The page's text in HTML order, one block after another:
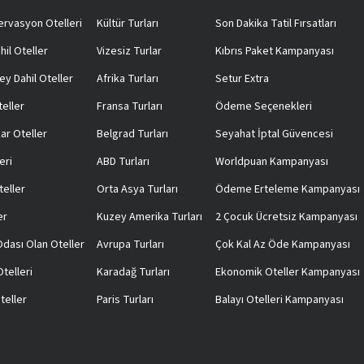
6 yıldızlı gemi turları
gibi seçenekleri değerlendirerek Sri
Tayland gibi programlara katılım göstererek Asya'nın en otantik yerlerini
İdeal Seyahat Zamanları
Lanka'yı ziyaret etmek için en iyi zaman, seyahat edeceğiniz bölgeye
Konaklama Rehberi
şekilde çeşitlilik sunar. Lüks oteller, çoğu zaman Colombo, Galle
ve içten bir ortam arayanlar için ise bungalovlar harika bir
yaşatır. Aynı zamanda plaj kenarındaki bungalovlar, Hint
Turları Kime Hitap Ediyor?
ailelere kadar geniş bir kitleye hitap eder. Yenilik arayan kaşifler
Balayı çiftleri romantik plajları, lüks villa konaklamaları, mistik
ve çocuk dostu aktivitelerle keyifli vakit geçirir. Ülke halklarının
Otelleri
Oteller
Dahil Oteller
Oteller
Olan Oteller
Kültür Turları
Vizesiz Turlar
Afrika Turları
Fransa Turları
Belgrad Turları
ABD Turları
Orta Asya Turları
Kuzey Amerika Turları
Avrupa Turları
Karadağ Turları
Paris Turları
Son Dakika Tatil Fırsatları
Kıbrıs Paket Kampanyası
Setur Extra
Ödeme Seçenekleri
Seyahat İptal Güvencesi
Worldpuan Kampanyası
Ödeme Erteleme Kampanyası
2 Çocuk Ücretsiz Kampanyası
Çok Kal Az Öde Kampanyası
Ekonomik Oteller Kampanyası
Balayı Otelleri Kampanyası